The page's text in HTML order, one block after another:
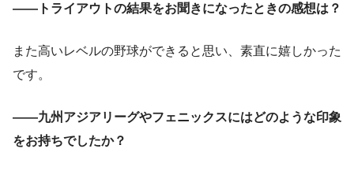
――トライアウトの結果をお聞きになったときの感想は？
また高いレベルの野球ができると思い、素直に嬉しかった
です。
――九州アジアリーグやフェニックスにはどのような印象
をお持ちでしたか？